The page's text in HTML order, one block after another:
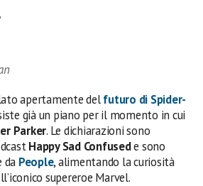
apertamente delfuturo di Spider-
già un piano per il momento in cui
Parker. Le dichiarazioni sono
Happy Sad Confusede sono
da People, alimentando la curiosità
supereroe Marvel.